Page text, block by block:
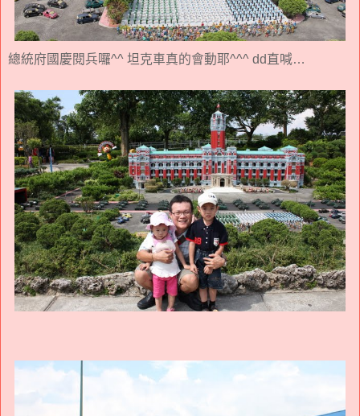
總統府國慶閱兵囉^^ 坦克車真的會動耶^^^ dd直喊…